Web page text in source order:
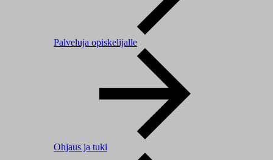
Palveluja opiskelijalle
Ohjaus ja tuki